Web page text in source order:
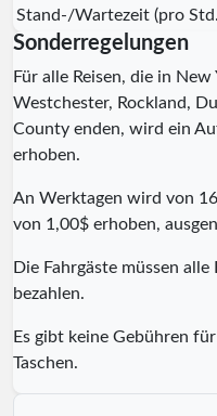
Stand-/Wartezeit (pro
Sonderregelungen
Für alle Reisen, die in
Westchester, Rockland,
County enden, wird ein
erhoben.
An Werktagen wird von
von 1,00$ erhoben,
Die Fahrgäste müssen
bezahlen.
Es gibt keine Gebühren
Taschen.